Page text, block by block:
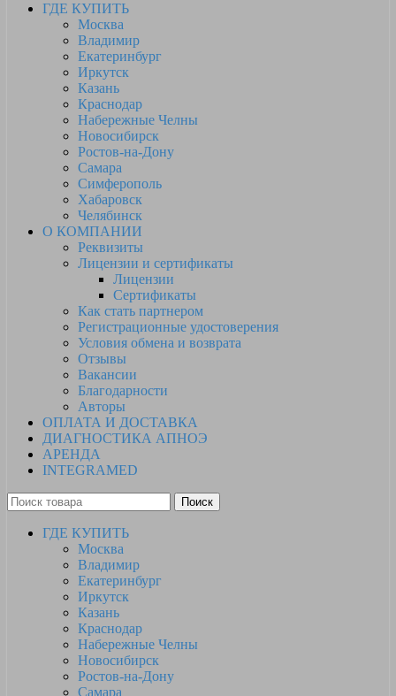
ГДЕ КУПИТЬ
Москва
Владимир
Екатеринбург
Иркутск
Казань
Краснодар
Набережные Челны
Новосибирск
Ростов-на-Дону
Самара
Симферополь
Хабаровск
Челябинск
О КОМПАНИИ
Реквизиты
Лицензии и сертификаты
Лицензии
Сертификаты
Как стать партнером
Регистрационные удостоверения
Условия обмена и возврата
Отзывы
Вакансии
Благодарности
Авторы
ОПЛАТА И ДОСТАВКА
ДИАГНОСТИКА АПНОЭ
АРЕНДА
INTEGRAMED
Поиск
ГДЕ КУПИТЬ
Москва
Владимир
Екатеринбург
Иркутск
Казань
Краснодар
Набережные Челны
Новосибирск
Ростов-на-Дону
Самара